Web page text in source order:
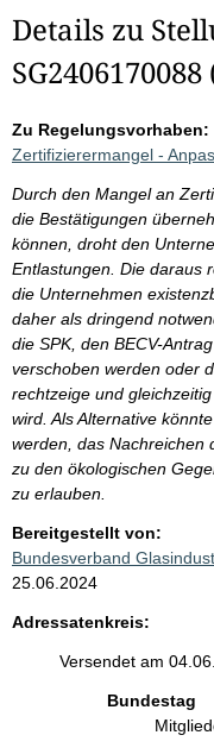
Details zu
SG2406170088
Zu Regelungsvorhaben:
Zertifizierermangel -
Durch den Mangel an
die Bestätigungen
können, droht den
Entlastungen. Die daraus
die Unternehmen
daher als dringend
die SPK, den BECV-
verschoben werden oder
rechtzeige und
wird. Als Alternative
werden, das Nachreichen
zu den ökologischen
zu erlauben.
Bereitgestellt von:
Bundesverband
25.06.2024
Adressatenkreis:
Versendet am
Bundestag